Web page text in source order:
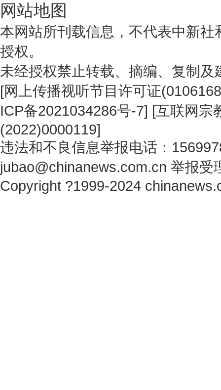
网站地图
本网站所刊载信息，不代表中新
授权。
未经授权禁止转载、摘编、复制
[网上传播视听节目许可证
ICP备2021034286号-7] [互联网宗
(2022)0000119]
违法和不良信息举报电话：
jubao@chinanews.com.cn 举报受
Copyright ?1999-2024